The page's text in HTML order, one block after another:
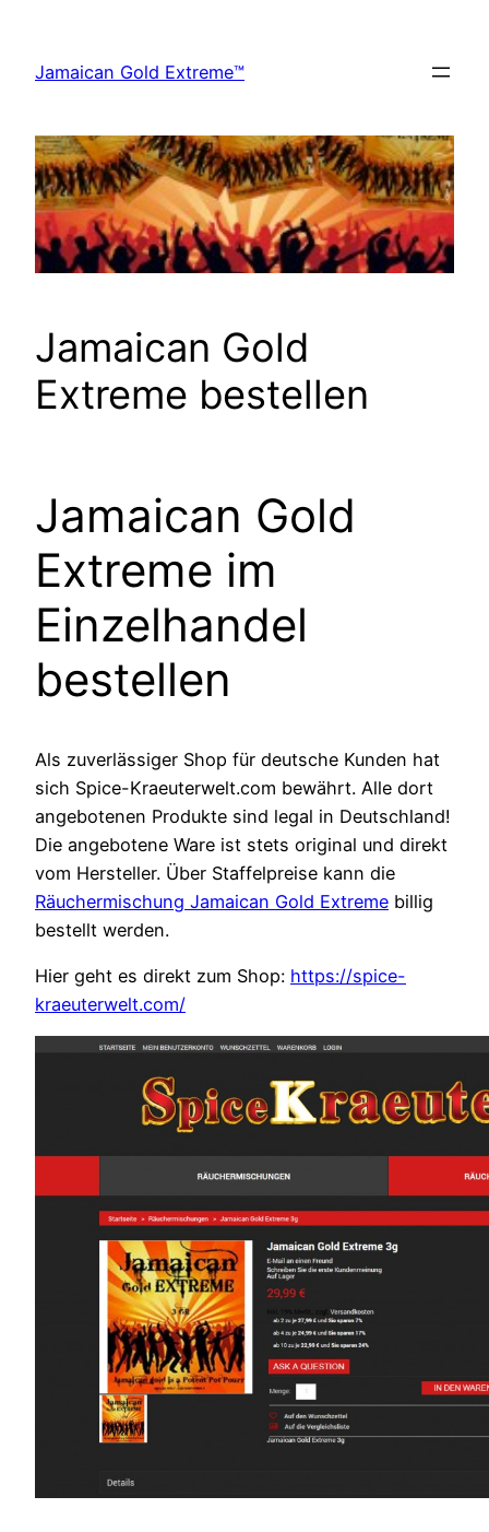
springen
Jamaican Gold Extreme™
Jamaican Gold
Extreme bestellen
Jamaican Gold
Extreme im
Einzelhandel
bestellen
Als zuverlässiger Shop für deutsche Kunden hat
sich Spice-Kraeuterwelt.com bewährt. Alle dort
angebotenen Produkte sind legal in Deutschland!
Die angebotene Ware ist stets original und direkt
vom Hersteller. Über Staffelpreise kann die
Räuchermischung Jamaican Gold Extreme billig
bestellt werden.
Hier geht es direkt zum Shop: https://spice-
kraeuterwelt.com/